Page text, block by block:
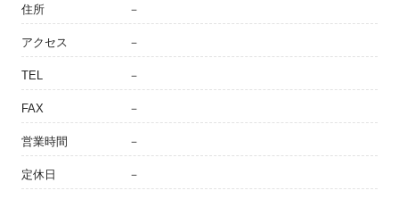
住所 －
アクセス －
TEL －
FAX －
営業時間 －
定休日 －